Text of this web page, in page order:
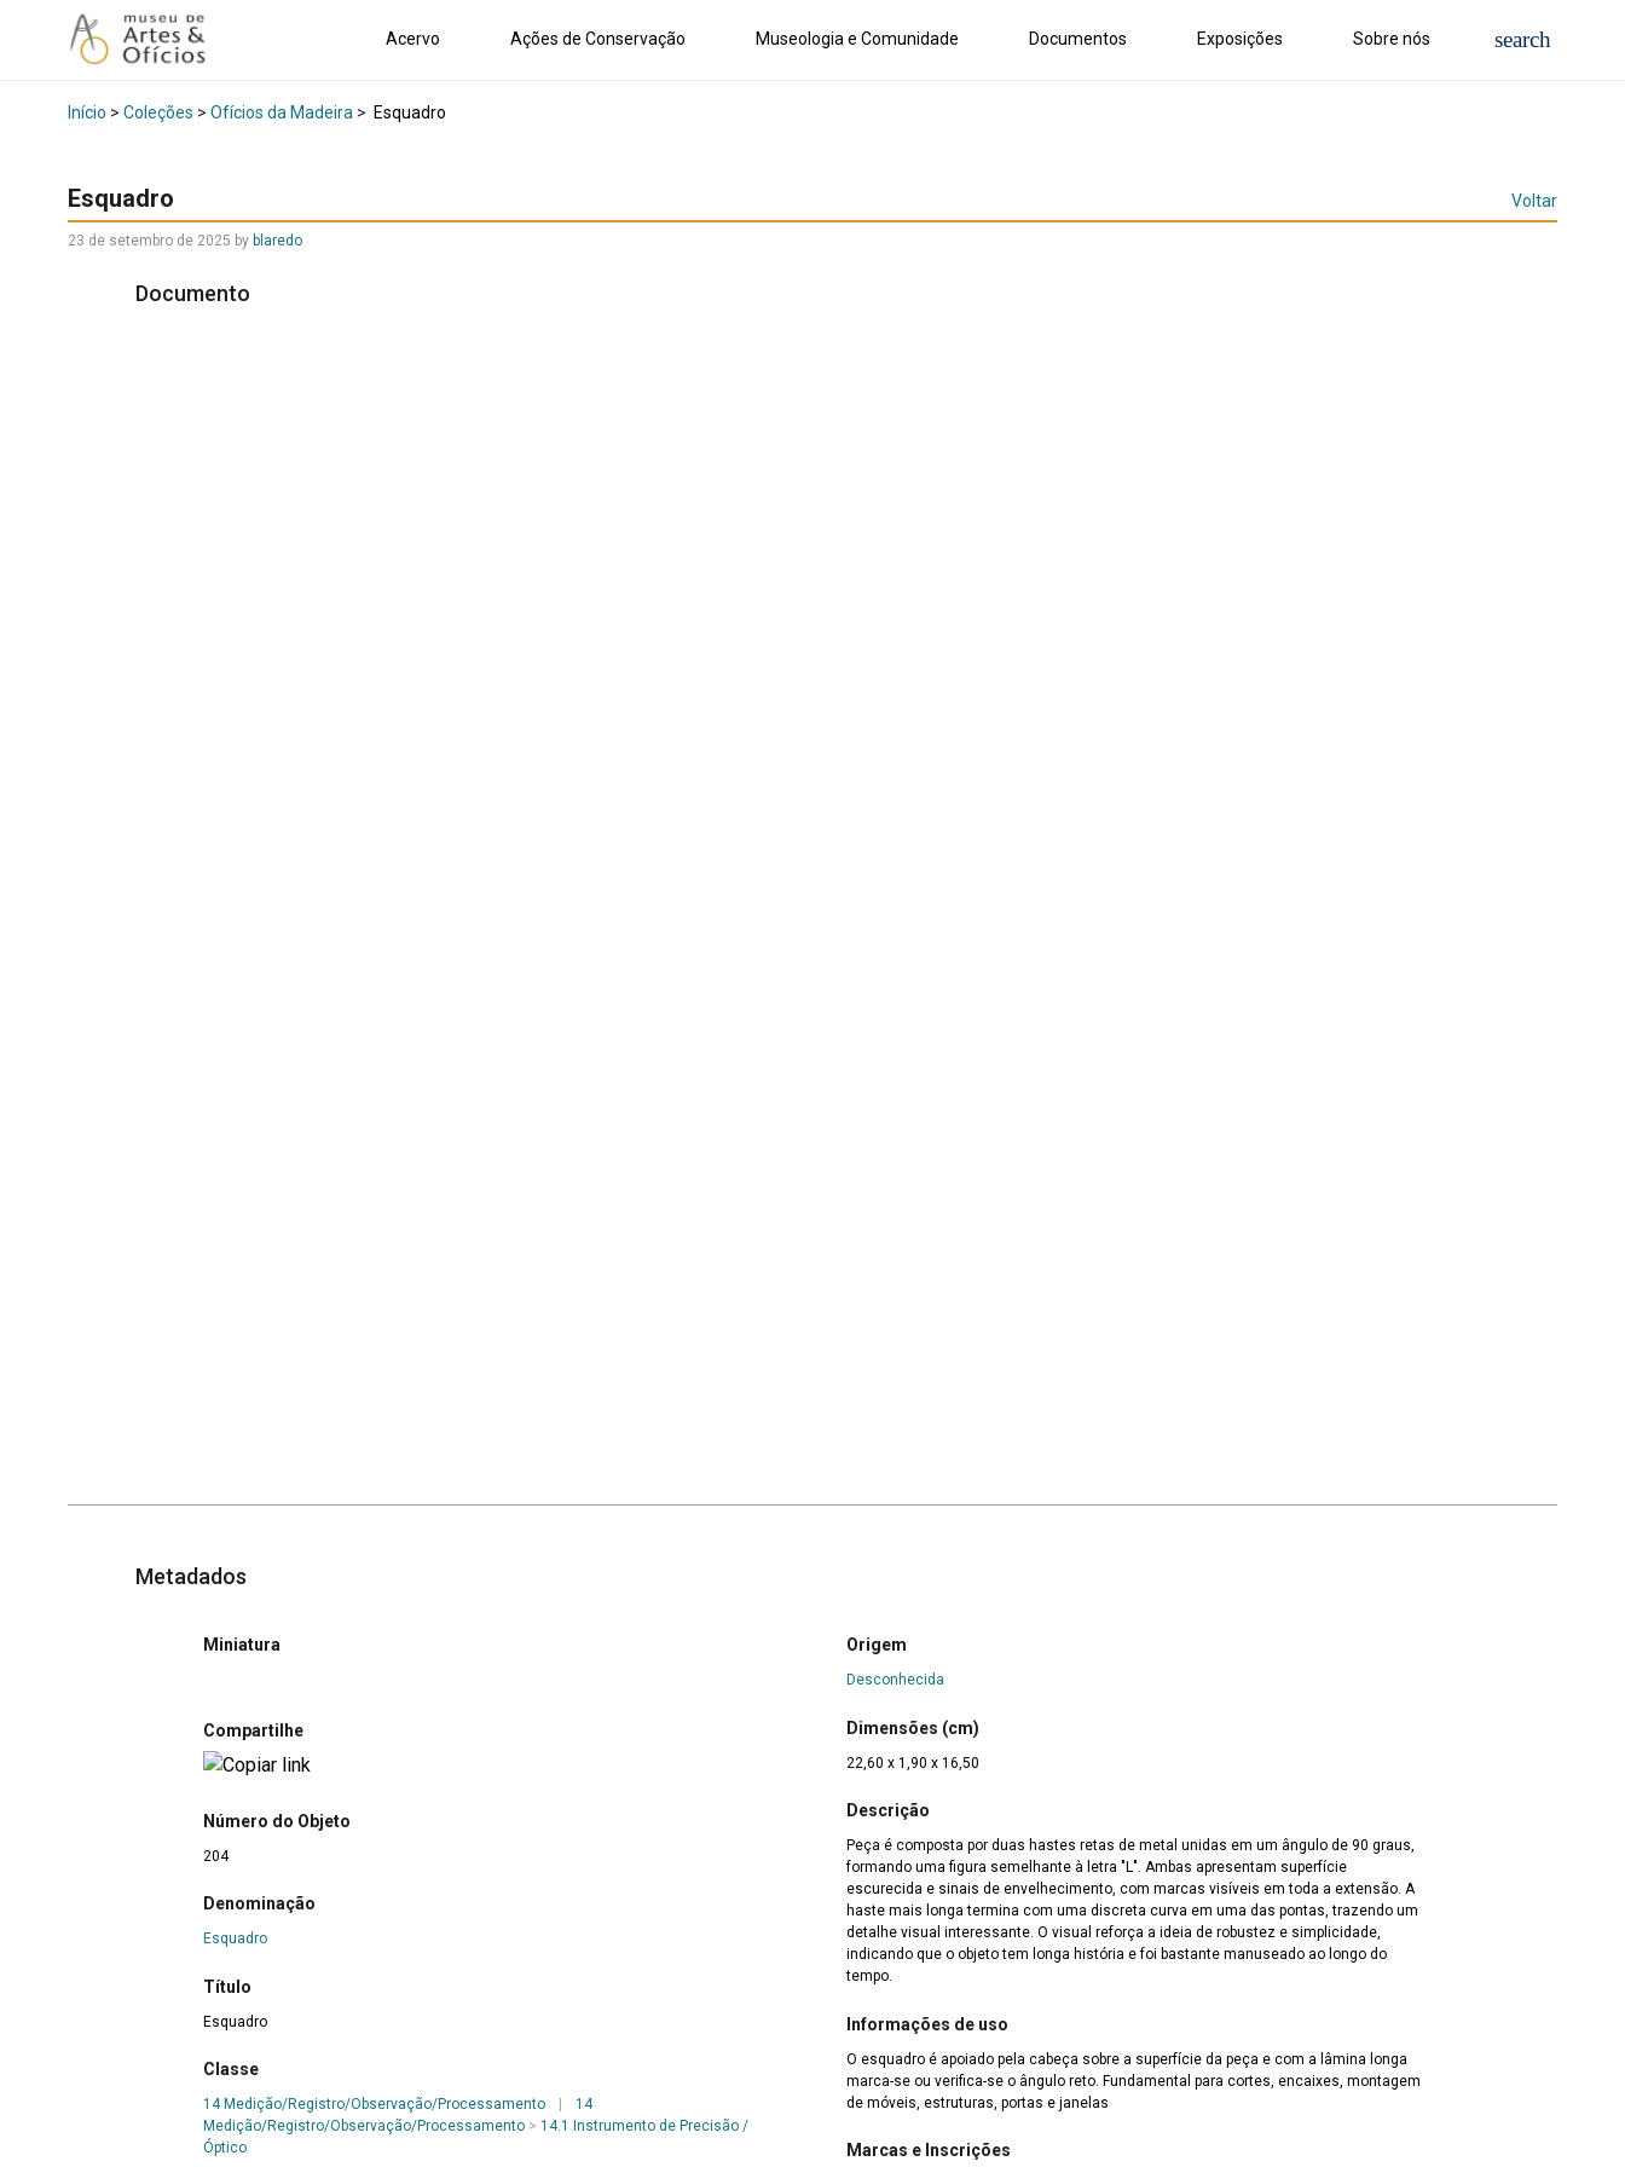
Acervo Ações de Conservação Museologia e Comunidade Documentos Exposições Sobre nós
Início > Coleções > Ofícios da Madeira > Esquadro
Esquadro Voltar
23 de setembro de 2025 by blaredo
Documento
Metadados
Miniatura
Compartilhe
Número do Objeto
204
Denominação
Esquadro
Título
Esquadro
Classe
14 Medição/Registro/Observação/Processamento
14
Medição/Registro/Observação/Processamento > 14.1 Instrumento de Precisão /
Óptico
Origem
Desconhecida
Dimensões (cm)
22,60 x 1,90 x 16,50
Descrição
Peça é composta por duas hastes retas de metal unidas em um ângulo de 90 graus,
formando uma figura semelhante à letra "L". Ambas apresentam superfície
escurecida e sinais de envelhecimento, com marcas visíveis em toda a extensão. A
haste mais longa termina com uma discreta curva em uma das pontas, trazendo um
detalhe visual interessante. O visual reforça a ideia de robustez e simplicidade,
indicando que o objeto tem longa história e foi bastante manuseado ao longo do
tempo.
Informações de uso
O esquadro é apoiado pela cabeça sobre a superfície da peça e com a lâmina longa
marca-se ou verifica-se o ângulo reto. Fundamental para cortes, encaixes, montagem
de móveis, estruturas, portas e janelas
Marcas e Inscrições